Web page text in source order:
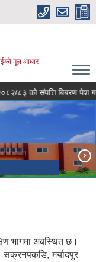
मूल आधार
को संपत्ति बिबरण पेश गर्ने
भागमा अबस्थित छ।
मर्यादपुर